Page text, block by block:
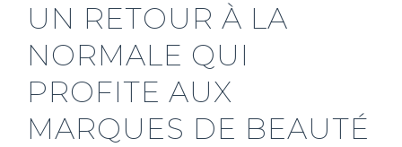
UN RETOUR À LA
NORMALE QUI
PROFITE AUX
MARQUES DE BEAUTÉ